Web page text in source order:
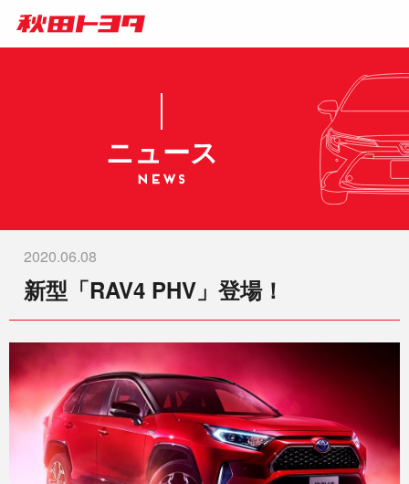
ニュース
2020.06.08
新型「RAV4 PHV」登場！